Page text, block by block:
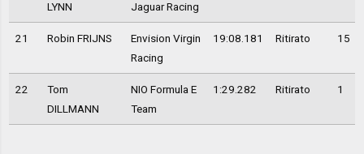
LYNN
Jaguar Racing
21 Robin FRIJNS
Envision Virgin
Racing
19:08.181 Ritirato 15
22
Tom
DILLMANN
NIO Formula E
Team
1:29.282 Ritirato 1